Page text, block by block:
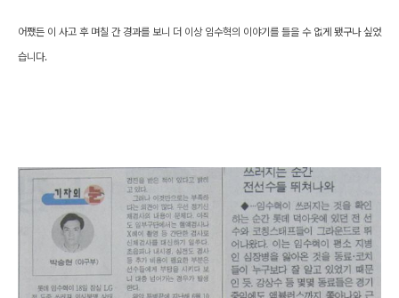
어쨌든 이 사고 후 며칠 간 경과를 보니 더 이상 임수혁의 이야기를 들을 수 없게 됐구나 싶었
습니다.